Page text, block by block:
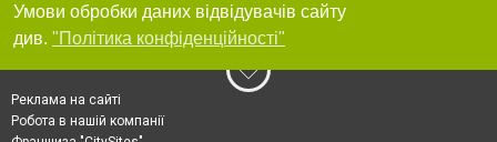
Умови обробки даних відвідувачів сайту
див. "Політика конфіденційності"
Реклама на сайті
Робота в нашій компанії